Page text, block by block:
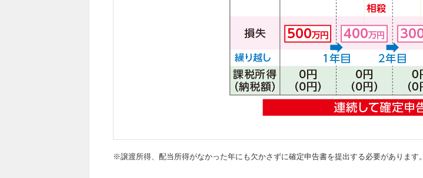
※譲渡所得、配当所得がなかった年にも欠かさずに確定申告書を提出する必要があります。